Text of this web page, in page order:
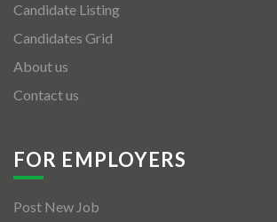
Candidate Listing
Candidates Grid
About us
Contact us
FOR EMPLOYERS
Post New Job